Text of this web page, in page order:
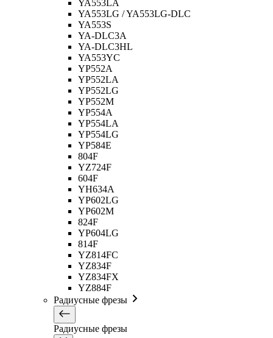
YA553LA
YA553LG / YA553LG-DLC
YA553S
YA-DLC3A
YA-DLC3HL
YA553YC
YP552A
YP552LA
YP552LG
YP552M
YP554A
YP554LA
YP554LG
YP584E
804F
YZ724F
604F
YH634A
YP602LG
YP602M
824F
YP604LG
814F
YZ814FC
YZ834F
YZ834FX
YZ884F
Радиусные фрезы
Радиусные фрезы